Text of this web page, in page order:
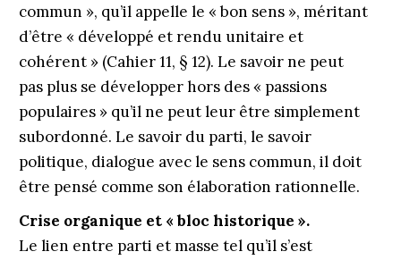
commun », qu’il appelle le « bon sens », méritant
d’être « développé et rendu unitaire et
cohérent » (Cahier 11, § 12). Le savoir ne peut
pas plus se développer hors des « passions
populaires » qu’il ne peut leur être simplement
subordonné. Le savoir du parti, le savoir
politique, dialogue avec le sens commun, il doit
être pensé comme son élaboration rationnelle.
Crise organique et « bloc historique ».
Le lien entre parti et masse tel qu’il s’est